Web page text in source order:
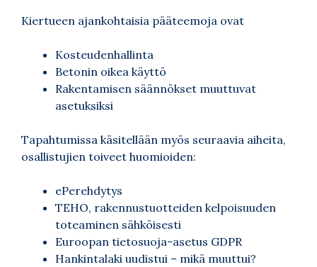
Kiertueen ajankohtaisia pääteemoja ovat
Kosteudenhallinta
Betonin oikea käyttö
Rakentamisen säännökset muuttuvat
asetuksiksi
Tapahtumissa käsitellään myös seuraavia aiheita,
osallistujien toiveet huomioiden:
ePerehdytys
TEHO, rakennustuotteiden kelpoisuuden
toteaminen sähköisesti
Euroopan tietosuoja-asetus GDPR
Hankintalaki uudistui – mikä muuttui?